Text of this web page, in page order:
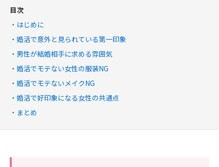
目次
はじめに
婚活で意外と見られている第一印象
男性が結婚相手に求める雰囲気
婚活でモテない女性の服装NG
婚活でモテないメイクNG
婚活で好印象になる女性の共通点
まとめ